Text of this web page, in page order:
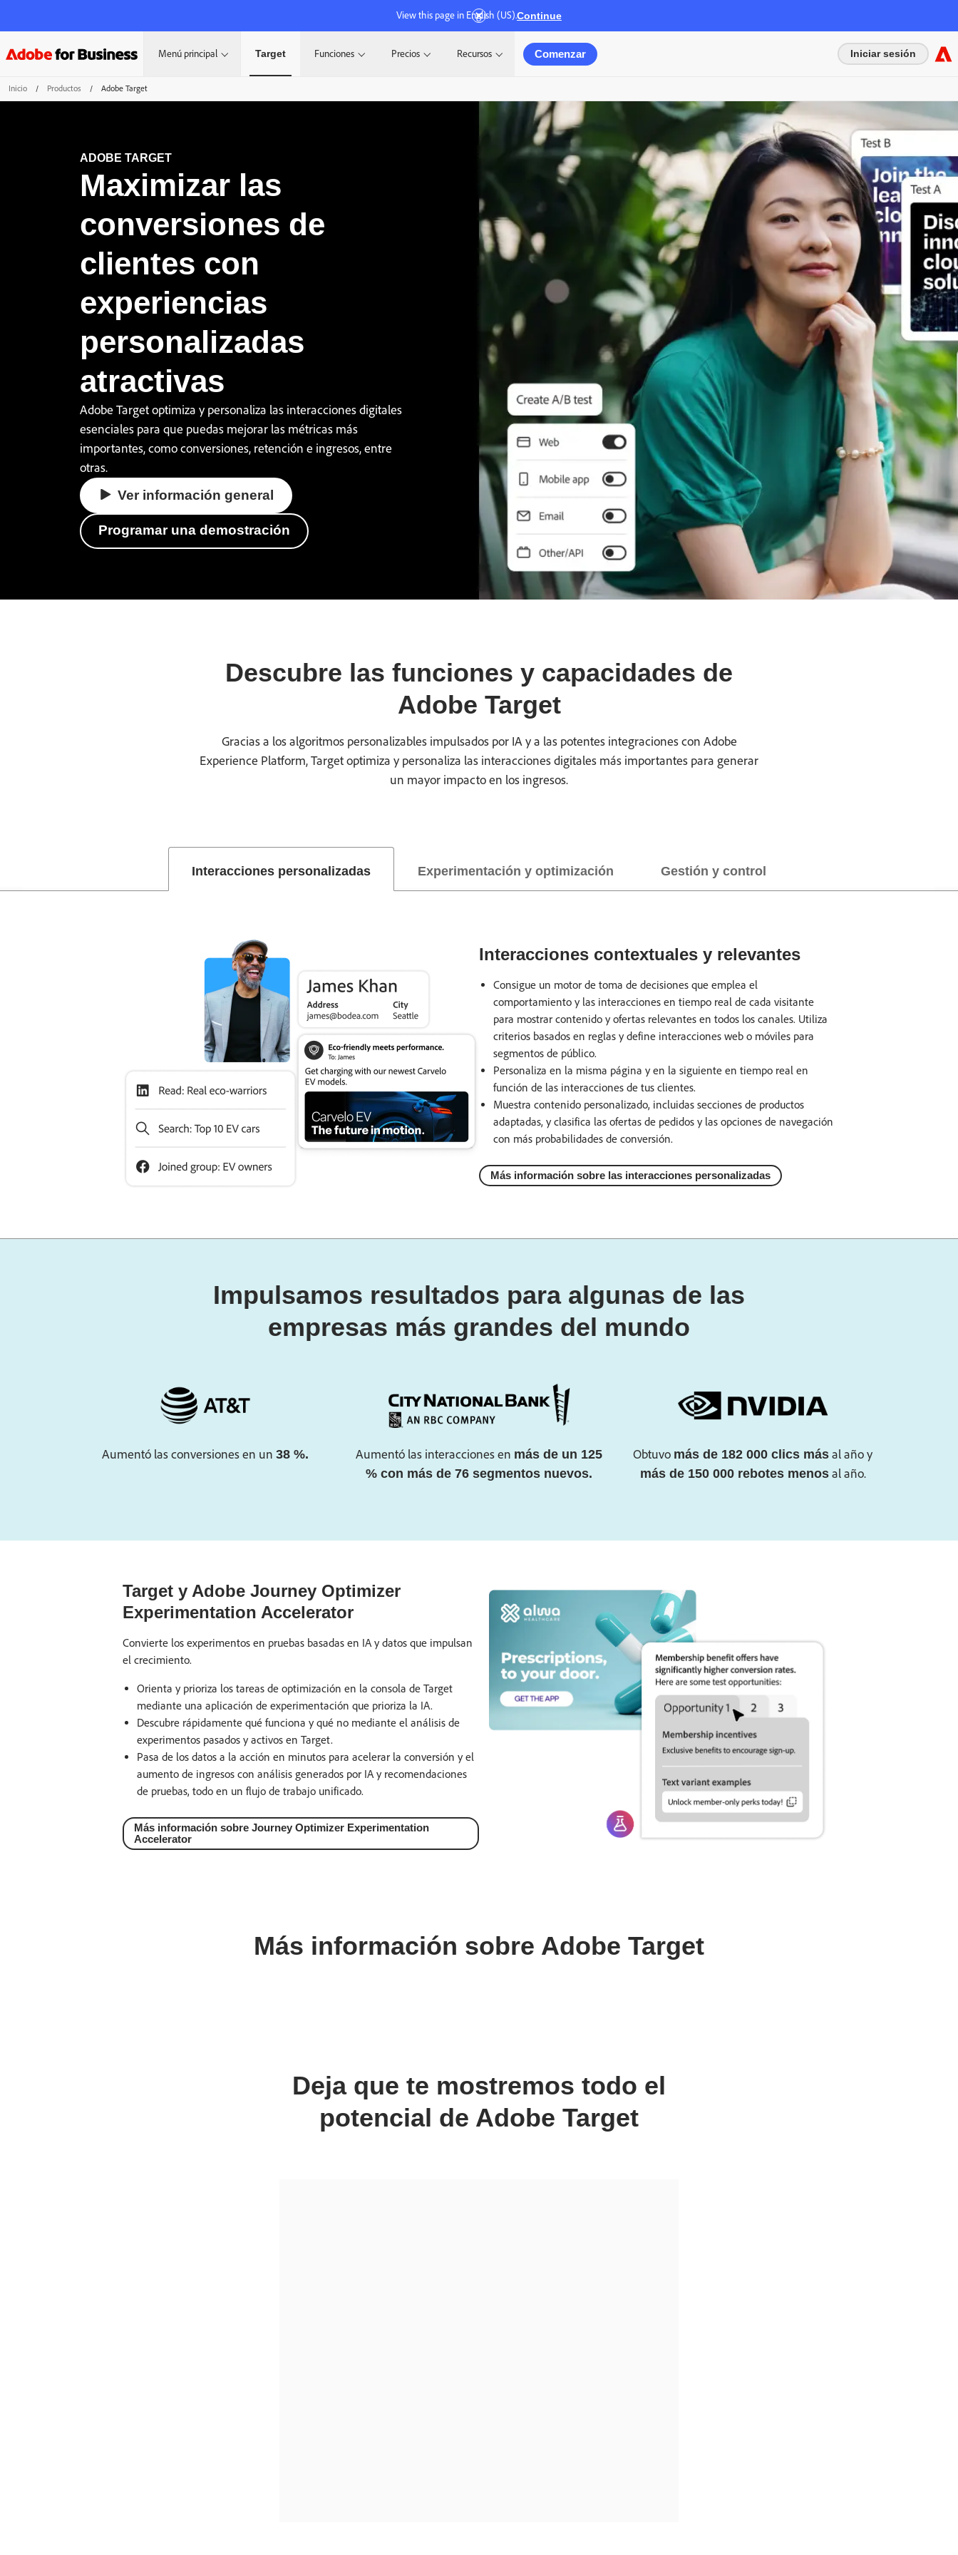
View this page in English (US).Continue
Menú principal Target Funciones Precios Recursos Comenzar Iniciar sesión
Inicio / Productos / Adobe Target
ADOBE TARGET
Maximizar las
conversiones de
clientes con
experiencias
personalizadas
atractivas
Adobe Target optimiza y personaliza las interacciones digitales
esenciales para que puedas mejorar las métricas más
importantes, como conversiones, retención e ingresos, entre
otras.
Ver información general
Programar una demostración
Descubre las funciones y capacidades de
Adobe Target
Gracias a los algoritmos personalizables impulsados por IA y a las potentes integraciones con Adobe
Experience Platform, Target optimiza y personaliza las interacciones digitales más importantes para generar
un mayor impacto en los ingresos.
Interacciones personalizadas Experimentación y optimización Gestión y control
Interacciones contextuales y relevantes
Consigue un motor de toma de decisiones que emplea el
comportamiento y las interacciones en tiempo real de cada visitante
para mostrar contenido y ofertas relevantes en todos los canales. Utiliza
criterios basados en reglas y define interacciones web o móviles para
segmentos de público.
Personaliza en la misma página y en la siguiente en tiempo real en
función de las interacciones de tus clientes.
Muestra contenido personalizado, incluidas secciones de productos
adaptadas, y clasifica las ofertas de pedidos y las opciones de navegación
con más probabilidades de conversión.
Más información sobre las interacciones personalizadas
Impulsamos resultados para algunas de las
empresas más grandes del mundo
Aumentó las conversiones en un 38 %. Aumentó las interacciones en más de un 125
% con más de 76 segmentos nuevos.
Obtuvo más de 182 000 clics más al año y
más de 150 000 rebotes menosal año.
Target y Adobe Journey Optimizer
Experimentation Accelerator
Convierte los experimentos en pruebas basadas en IA y datos que impulsan
el crecimiento.
Orienta y prioriza los tareas de optimización en la consola de Target
mediante una aplicación de experimentación que prioriza la IA.
Descubre rápidamente qué funciona y qué no mediante el análisis de
experimentos pasados y activos en Target.
Pasa de los datos a la acción en minutos para acelerar la conversión y el
aumento de ingresos con análisis generados por IA y recomendaciones
de pruebas, todo en un flujo de trabajo unificado.
Más información sobre Journey Optimizer Experimentation
Accelerator
Más información sobre Adobe Target
Deja que te mostremos todo el
potencial de Adobe Target